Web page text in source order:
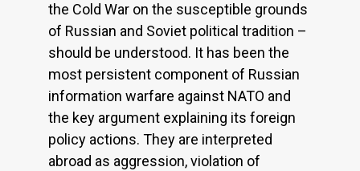
the Cold War on the susceptible grounds
of Russian and Soviet political tradition –
should be understood. It has been the
most persistent component of Russian
information warfare against NATO and
the key argument explaining its foreign
policy actions. They are interpreted
abroad as aggression, violation of